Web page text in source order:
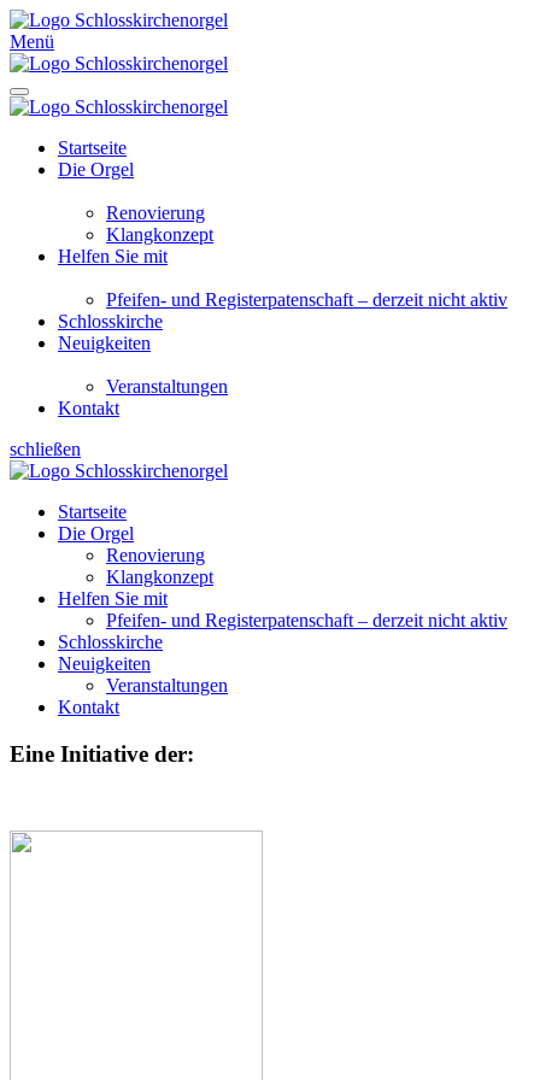
Menü
Startseite
Die Orgel
Renovierung
Klangkonzept
Helfen Sie mit
Pfeifen- und Registerpatenschaft – derzeit nicht aktiv
Schlosskirche
Neuigkeiten
Veranstaltungen
Kontakt
schließen
Startseite
Die Orgel
Renovierung
Klangkonzept
Helfen Sie mit
Pfeifen- und Registerpatenschaft – derzeit nicht aktiv
Schlosskirche
Neuigkeiten
Veranstaltungen
Kontakt
Eine Initiative der: